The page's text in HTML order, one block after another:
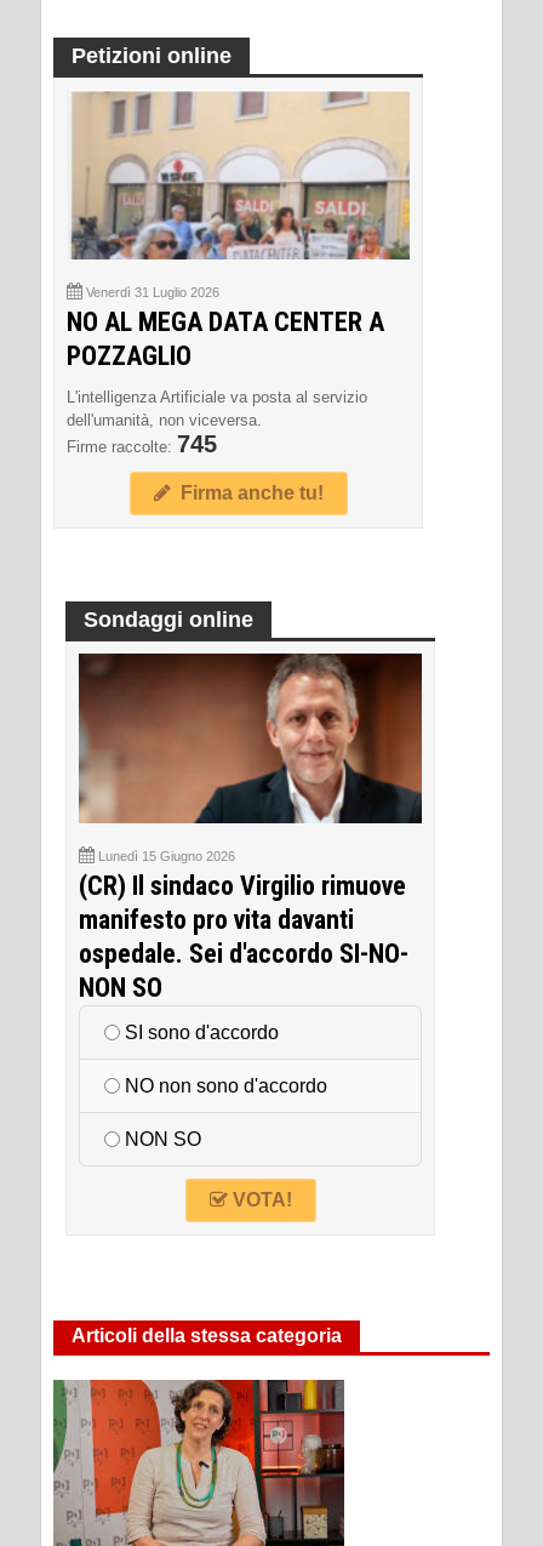
Petizioni online
Venerdì 31 Luglio 2026
NO AL MEGA DATA CENTER A
POZZAGLIO
L'intelligenza Artificiale va posta al servizio
dell'umanità, non viceversa.
Firme raccolte: 745
Firma anche tu!
Sondaggi online
Lunedì 15 Giugno 2026
(CR) Il sindaco Virgilio rimuove
manifesto pro vita davanti
ospedale. Sei d'accordo SI-NO-
NON SO
SI sono d'accordo
NO non sono d'accordo
NON SO
VOTA!
Articoli della stessa categoria